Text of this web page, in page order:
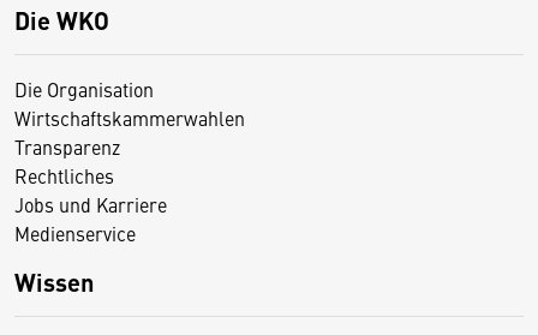
Die WKO
Die Organisation
Wirtschaftskammerwahlen
Transparenz
Rechtliches
Jobs und Karriere
Medienservice
Wissen